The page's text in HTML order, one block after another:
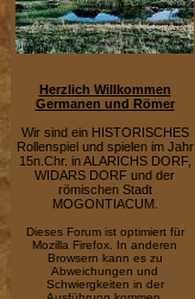
Herzlich Willkommen
Germanen und Römer
Wir sind ein HISTORISCHES
Rollenspiel und spielen im Jahr
15n.Chr. in ALARICHS DORF,
WIDARS DORF und der
römischen Stadt
MOGONTIACUM.
Dieses Forum ist optimiert für
Mozilla Firefox. In anderen
Browsern kann es zu
Abweichungen und
Schwiergkeiten in der